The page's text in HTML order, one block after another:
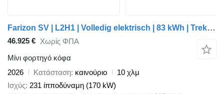
Farizon SV | L2H1 | Volledig elektrisch | 83 kWh | Trekhaak 2.000 kg | a
46.925 € Χωρίς ΦΠΑ
Μίνι φορτηγό κόφα
2026
Κατάσταση καινούριο
10 χλμ
Ισχύς 231 ίπποδύναμη (170 kW)